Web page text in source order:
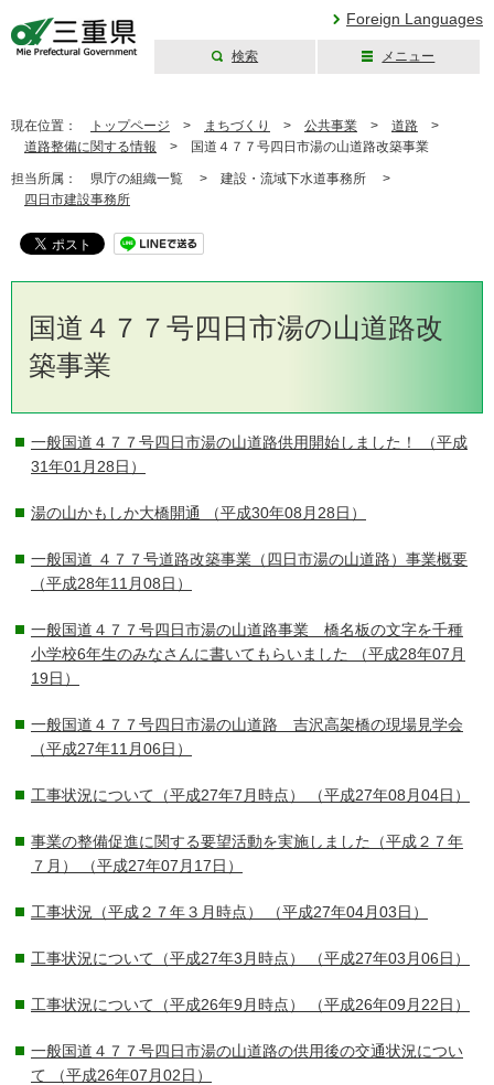
Foreign Languages
検索 メニュー
現在位置： トップページ > まちづくり > 公共事業 > 道路 >
道路整備に関する情報 > 国道４７７号四日市湯の山道路改築事業
担当所属： 県庁の組織一覧 > 建設・流域下水道事務所 >
四日市建設事務所
国道４７７号四日市湯の山道路改
築事業
一般国道４７７号四日市湯の山道路供用開始しました！
（平成
31年01月28日）
湯の山かもしか大橋開通 （平成30年08月28日）
一般国道 ４７７号道路改築事業（四日市湯の山道路）事業概要
（平成28年11月08日）
一般国道４７７号四日市湯の山道路事業 橋名板の文字を千種
小学校6年生のみなさんに書いてもらいました
（平成28年07月
19日）
一般国道４７７号四日市湯の山道路 吉沢高架橋の現場見学会
（平成27年11月06日）
工事状況について（平成27年7月時点） （平成27年08月04日）
事業の整備促進に関する要望活動を実施しました（平成２７年
７月）
（平成27年07月17日）
工事状況（平成２７年３月時点） （平成27年04月03日）
工事状況について（平成27年3月時点） （平成27年03月06日）
工事状況について（平成26年9月時点） （平成26年09月22日）
一般国道４７７号四日市湯の山道路の供用後の交通状況につい
て （平成26年07月02日）